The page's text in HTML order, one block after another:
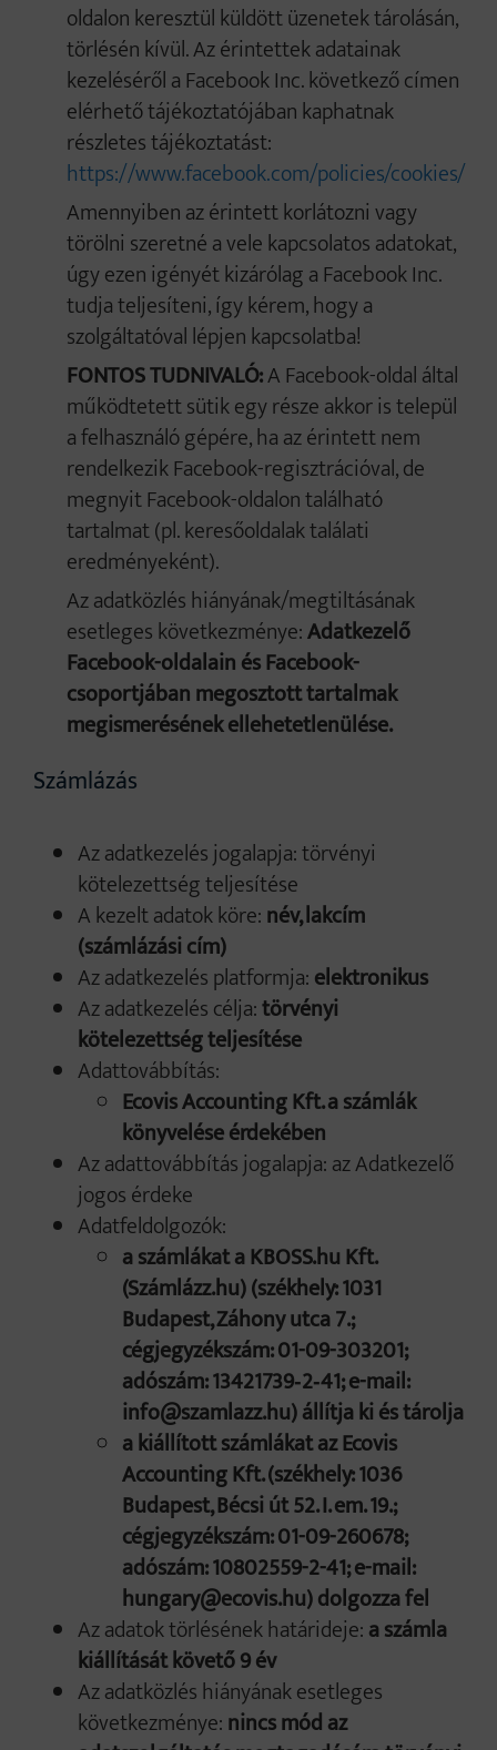
oldalon keresztül küldött üzenetek tárolásán,
törlésén kívül. Az érintettek adatainak
kezeléséről a Facebook Inc. következő címen
elérhető tájékoztatójában kaphatnak
részletes tájékoztatást:
https://www.facebook.com/policies/cookies/
Amennyiben az érintett korlátozni vagy
törölni szeretné a vele kapcsolatos adatokat,
úgy ezen igényét kizárólag a Facebook Inc.
tudja teljesíteni, így kérem, hogy a
szolgáltatóval lépjen kapcsolatba!
FONTOS TUDNIVALÓ:A Facebook-oldal által
működtetett sütik egy része akkor is települ
a felhasználó gépére, ha az érintett nem
rendelkezik Facebook-regisztrációval, de
megnyit Facebook-oldalon található
tartalmat (pl. keresőoldalak találati
eredményeként).
Az adatközlés hiányának/megtiltásának
esetleges következménye:Adatkezelő
Facebook-oldalain és Facebook-
csoportjában megosztott tartalmak
megismerésének ellehetetlenülése.
Számlázás
Az adatkezelés jogalapja: törvényi
kötelezettség teljesítése
A kezelt adatok köre:név, lakcím
(számlázási cím)
Az adatkezelés platformja:elektronikus
Az adatkezelés célja:törvényi
kötelezettség teljesítése
Adattovábbítás:
Ecovis Accounting Kft. a számlák
könyvelése érdekében
Az adattovábbítás jogalapja: az Adatkezelő
jogos érdeke
Adatfeldolgozók:
a számlákat a KBOSS.hu Kft.
(Számlázz.hu) (székhely: 1031
Budapest, Záhony utca 7.;
cégjegyzékszám: 01-09-303201;
adószám: 13421739‑2‑41; e-mail:
info@szamlazz.hu) állítja ki és tárolja
a kiállított számlákat az Ecovis
Accounting Kft. (székhely: 1036
Budapest, Bécsi út 52. I. em. 19.;
cégjegyzékszám: 01-09-260678;
adószám: 10802559-2-41; e-mail:
hungary@ecovis.hu) dolgozza fel
Az adatok törlésének határideje:a számla
kiállítását követő 9 év
Az adatközlés hiányának esetleges
következménye:nincs mód az